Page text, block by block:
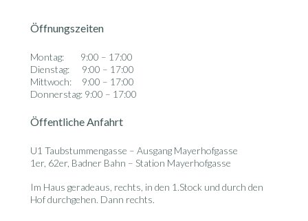
Öffnungszeiten
Montag: 9:00 – 17:00
Dienstag: 9:00 – 17:00
Mittwoch: 9:00 – 17:00
Donnerstag: 9:00 – 17:00
Öffentliche Anfahrt
U1 Taubstummengasse – Ausgang Mayerhofgasse
1er, 62er, Badner Bahn – Station Mayerhofgasse
Im Haus geradeaus, rechts, in den 1.Stock und durch den
Hof durchgehen. Dann rechts.